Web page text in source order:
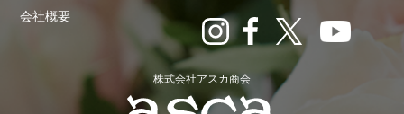
会社概要
株式会社アスカ商会